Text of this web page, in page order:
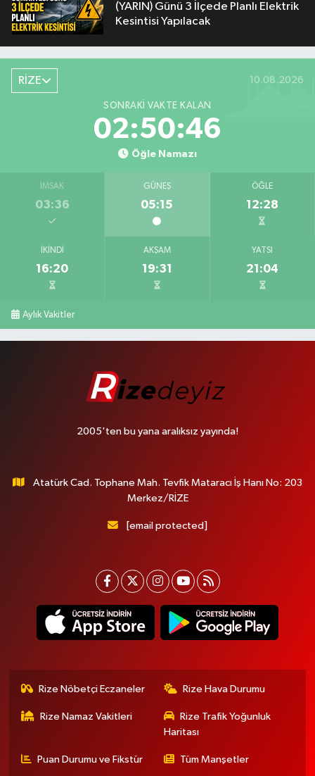
(YARIN) Günü 3 İlçede Planlı Elektrik
Kesintisi Yapılacak
RİZE 10.08.2026
SONRAKI VAKTE KALAN
02:50:45
Öğle Namazı
İMSAK
03:36
GÜNEŞ
05:15
ÖĞLE
12:28
İKINDI
16:20
AKŞAM
19:31
YATSI
21:04
Aylık Vakitler
2005'ten bu yana aralıksız yayında!
Atatürk Cad. Tophane Mah. Tevfik Mataracı İş Hanı No: 203
Merkez/RİZE
[email protected]
Rize Nöbetçi Eczaneler Rize Hava Durumu
Rize Namaz Vakitleri
Rize Trafik Yoğunluk
Haritası
Puan Durumu ve Fikstür Tüm Manşetler